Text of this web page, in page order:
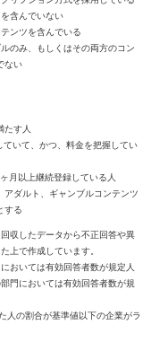
含んでいない
ンツを含んでいる
のみ、もしくはその両方のコン
ない
たす人
いて、かつ、料金を把握してい
月以上継続登録している人
アダルト、ギャンブルコンテンツ
する
収したデータから不正回答や異
上で作成しています。
おいては有効回答者数が規定人
門においては有効回答者数が規
人の割合が基準値以下の企業がラ